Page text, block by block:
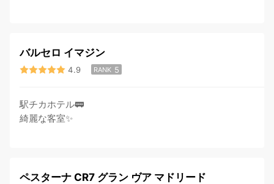
バルセロ イマジン
4.9 RANK 5
駅チカホテル🚃
綺麗な客室✨
ペスターナ CR7 グラン ヴア マドリード